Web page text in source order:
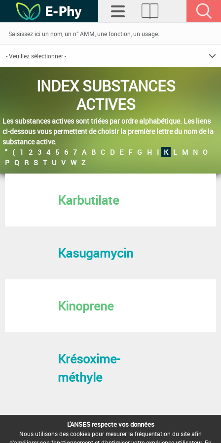
INDEX SUBSTANCES
ACTIVES
Les substances actives sont triées par ordre alphabétique. Les liens
ci-dessous vous permettent de choisir la première lettre du nom de la
substance active.
" ( 1 2 3 4 5 6 7 A B C D E F G H I K L M N O
P Q R S T U V W Z
Karbutilate
Kasugamycin
Kinoprene
Krésoxime-
méthyle
L'ANSES respecte vos données
Nous utilisons des cookies pour mesurer la fréquentation du site afin